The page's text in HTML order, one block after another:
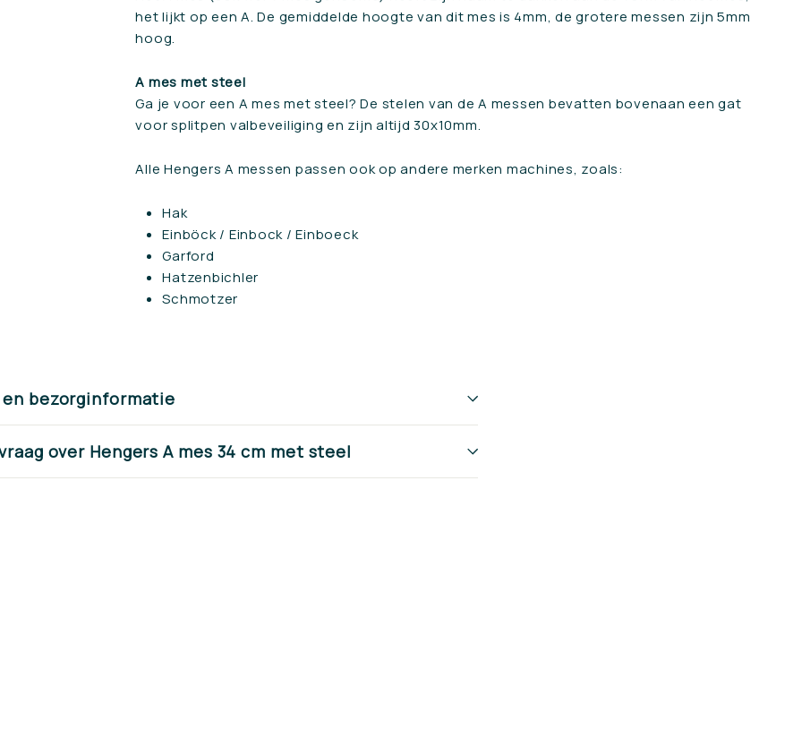
Voordelig geprijsd, hoge
het lijkt op een A. De gemiddelde hoogte van dit mes is 4mm, de grotere messen zijn 5mm
hoog.
A mes met steel
Ga je voor een A mes met steel? De stelen van de A messen bevatten bovenaan een gat
voor splitpen valbeveiliging en zijn altijd 30x10mm.
Alle Hengers A messen passen ook op andere merken machines, zoals:
Hak
Einböck / Einbock / Einboeck
Garford
Hatzenbichler
Schmotzer
en bezorginformatie
over Hengers A mes 34 cm met steel